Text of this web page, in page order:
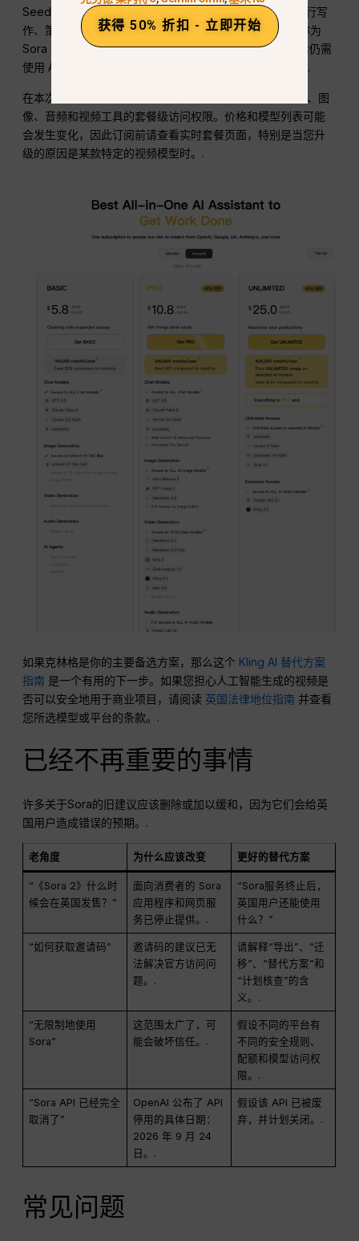
Seedance 以及其他可用模型，随后使用同一个工作区进行写
作、策划、研究和图像处理等任务。这与将 GlobalGPT 称为
Sora 的官方应用是不同的。 对于在官方 Sora 体验结束后仍需
使用 AI 视频功能的用户而言，这是一种多模型解决方案。.
在本次更新中截取的定价页面上，GlobalGPT 列出了聊天、图
像、音频和视频工具的套餐级访问权限。价格和模型列表可能
会发生变化，因此订阅前请查看实时套餐页面，特别是当您升
级的原因是某款特定的视频模型时。.
如果克林格是你的主要备选方案，那么这个 Kling AI 替代方案
指南 是一个有用的下一步。如果您担心人工智能生成的视频是
否可以安全地用于商业项目，请阅读 英国法律地位指南 并查看
您所选模型或平台的条款。.
已经不再重要的事情
许多关于Sora的旧建议应该删除或加以缓和，因为它们会给英
国用户造成错误的预期。.
老角度 为什么应该改变 更好的替代方案
“《Sora 2》什么时
候会在英国发售？”
面向消费者的 Sora
应用程序和网页服
务已停止提供。.
“Sora服务终止后，
英国用户还能使用
什么？”
“如何获取邀请码”
邀请码的建议已无
法解决官方访问问
题。.
请解释“导出”、“迁
移”、“替代方案”和
“计划核查”的含
义。.
“无限制地使用
Sora”
这范围太广了，可
能会破坏信任。.
假设不同的平台有
不同的安全规则、
配额和模型访问权
限。.
“Sora API 已经完全
取消了”
OpenAI 公布了 API
停用的具体日期：
2026 年 9 月 24
日。.
假设该 API 已被废
弃，并计划关闭。.
常见问题
获得 50% 折扣 - 立即开始